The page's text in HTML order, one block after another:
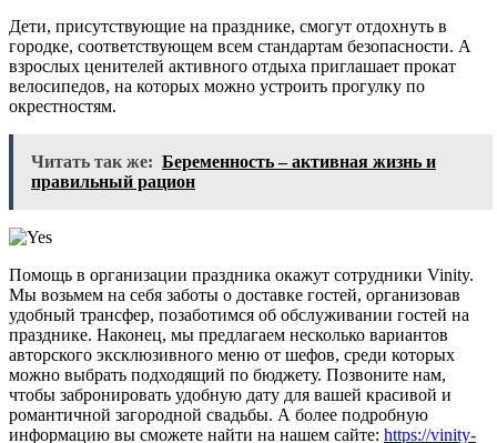
Дети, присутствующие на празднике, смогут отдохнуть в
городке, соответствующем всем стандартам безопасности. А
взрослых ценителей активного отдыха приглашает прокат
велосипедов, на которых можно устроить прогулку по
окрестностям.
Читать так же: Беременность – активная жизнь и
правильный рацион
Помощь в организации праздника окажут сотрудники Vinity.
Мы возьмем на себя заботы о доставке гостей, организовав
удобный трансфер, позаботимся об обслуживании гостей на
празднике. Наконец, мы предлагаем несколько вариантов
авторского эксклюзивного меню от шефов, среди которых
можно выбрать подходящий по бюджету. Позвоните нам,
чтобы забронировать удобную дату для вашей красивой и
романтичной загородной свадьбы. А более подробную
информацию вы сможете найти на нашем сайте: https://vinity-